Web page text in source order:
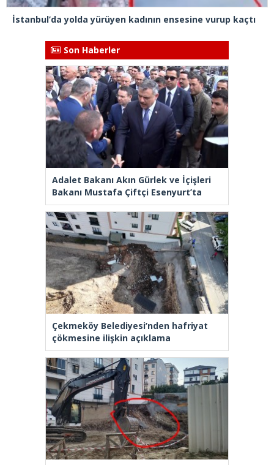
İstanbul’da yolda yürüyen kadının ensesine vurup kaçtı
Son Haberler
Adalet Bakanı Akın Gürlek ve İçişleri
Bakanı Mustafa Çiftçi Esenyurt’ta
Çekmeköy Belediyesi’nden hafriyat
çökmesine ilişkin açıklama